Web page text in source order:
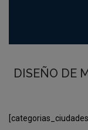
DISEÑO DE
[categorias_ciudades]